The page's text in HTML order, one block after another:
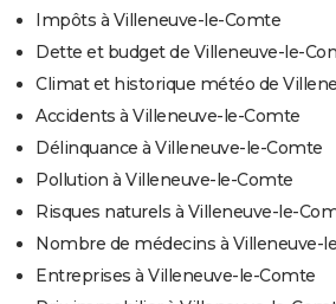
Impôts à Villeneuve-le-Comte
Dette et budget de Villeneuve-le-
Climat et historique météo de
Accidents à Villeneuve-le-Comte
Délinquance à Villeneuve-le-Comte
Pollution à Villeneuve-le-Comte
Risques naturels à Villeneuve-le-
Nombre de médecins à Villeneuve-
Entreprises à Villeneuve-le-Comte